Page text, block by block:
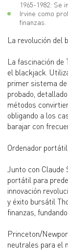
1965-1982: Se
Irvine como
finanzas.
La revolución del
La fascinación de
el blackjack.
primer sistema
probado,
métodos
obligando a los
barajar con
Ordenador
Junto con Claude
portátil para
innovación
y éxito bursátil
finanzas,
Princeton/
neutrales para el